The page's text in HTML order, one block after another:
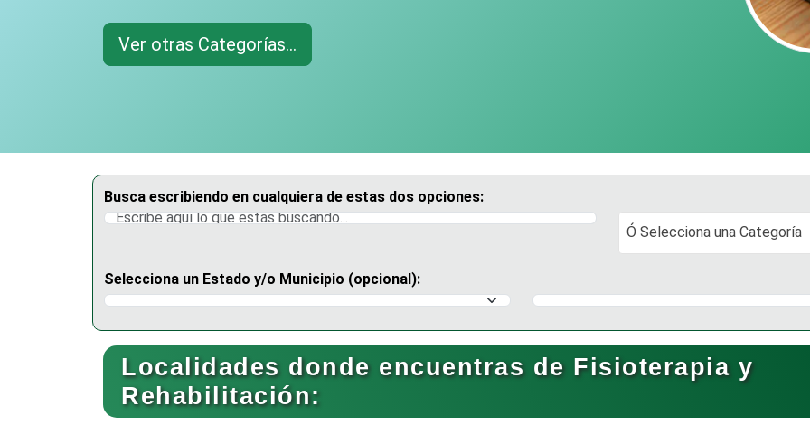
Ver otras Categorías...
Busca escribiendo en cualquiera de estas dos opciones:
Ó Selecciona una Categoría
Ó Selecciona una Categoría
Selecciona un Estado y/o Municipio (opcional):
Selecciona un Estado
Selecciona un Municipio
Localidades donde encuentras de Fisioterapia y
Rehabilitación: